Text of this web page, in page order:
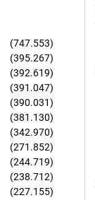
(747.553)
(395.267)
(392.619)
(391.047)
(390.031)
(381.130)
(342.970)
(271.852)
(244.719)
(238.712)
(227.155)